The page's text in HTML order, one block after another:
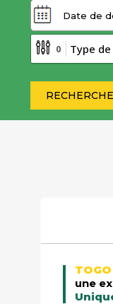
0 Type
TOGO
une